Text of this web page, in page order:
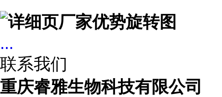
...
联系我们
重庆睿雅生物科技有限公司